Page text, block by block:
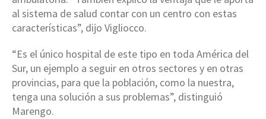
al sistema de salud contar con un centro con estas
características”, dijo Vigliocco.
“Es el único hospital de este tipo en toda América del
Sur, un ejemplo a seguir en otros sectores y en otras
provincias, para que la población, como la nuestra,
tenga una solución a sus problemas”, distinguió
Marengo.